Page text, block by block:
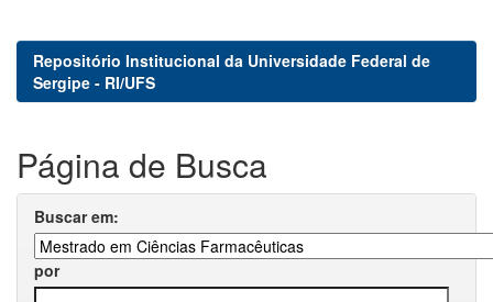
Repositório Institucional da Universidade Federal de
Sergipe - RI/UFS
Página de Busca
Buscar em:
por